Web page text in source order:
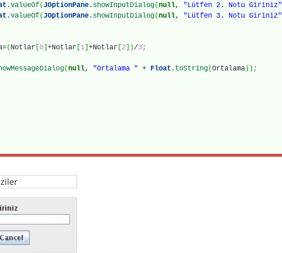
.valueOf(JOptionPane . showInputDialog(null, "Lütfen 2. Notu Giriniz"
.valueOf(JOptionPane . showInputDialog(null, "Lütfen 3. Notu Giriniz"
( Notlar [0]+Notlar [1]+Notlar [2] )/3;
(null, "Ortalama " + Float . toString(Ortalama) ) ;